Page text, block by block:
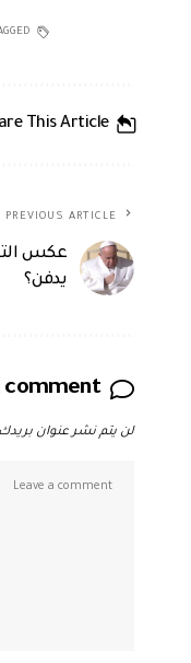
This Article
PREVIOUS ARTICLE
عكس
يدفن؟
comment
لن يتم نشر عنوان بريدك